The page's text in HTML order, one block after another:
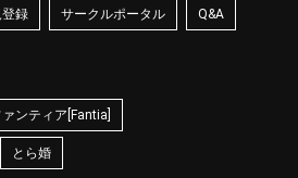
録 サークルポータル Q&A
ァンティア[Fantia]
とら婚